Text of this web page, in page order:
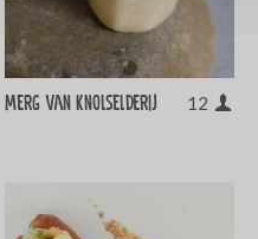
Merg van Knolselderij 12